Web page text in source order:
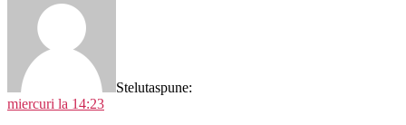
Stelutaspune:
miercuri la 14:23